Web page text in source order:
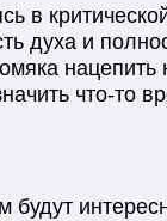
в
духа и
нацепить
что-то
будут